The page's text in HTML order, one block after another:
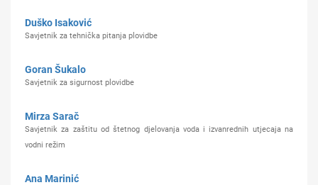
Duško Isaković
Savjetnik za tehnička pitanja plovidbe
Goran Šukalo
Savjetnik za sigurnost plovidbe
Mirza Sarač
Savjetnik za zaštitu od štetnog djelovanja voda i izvanrednih utjecaja na
vodni režim
Ana Marinić